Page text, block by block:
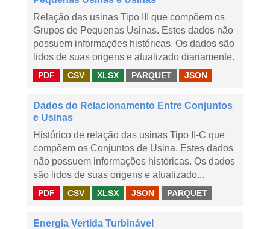
Relação das usinas Tipo III que compõem os
Grupos de Pequenas Usinas. Estes dados não
possuem informações históricas. Os dados são
lidos de suas origens e atualizado diariamente.
PDF CSV XLSX PARQUET JSON
Dados do Relacionamento Entre Conjuntos
e Usinas
Histórico de relação das usinas Tipo II-C que
compõem os Conjuntos de Usina. Estes dados
não possuem informações históricas. Os dados
são lidos de suas origens e atualizado...
PDF CSV XLSX JSON PARQUET
Energia Vertida Turbinável